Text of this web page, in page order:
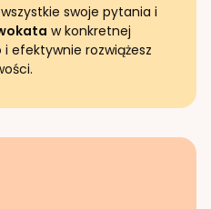
swoje pytania i
w konkretnej
i efektywnie rozwiążesz